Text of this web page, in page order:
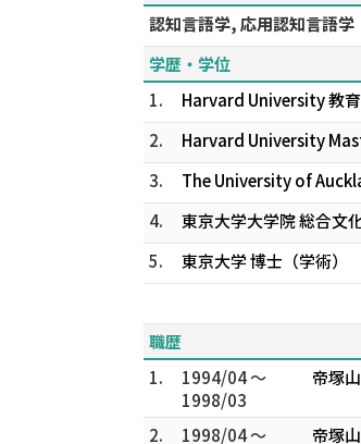
認知言語学, 応用認知言語学
学歴・学位
1.
Harvard University 教
2.
Harvard University
3.
The University of
4.
東京大学大学院 総合文
5.
東京大学 博士（学術）
職歴
1.
1994/04 ～
1998/03
帝塚
2.
1998/04 ～
帝塚